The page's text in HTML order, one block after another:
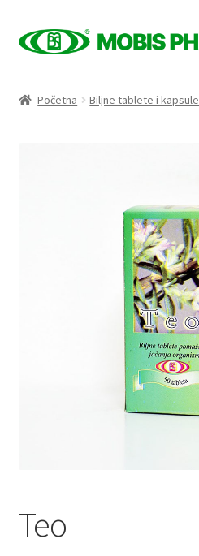
Skip
to
Skip
to
Početna Biljne tablete i kapsule
Teo